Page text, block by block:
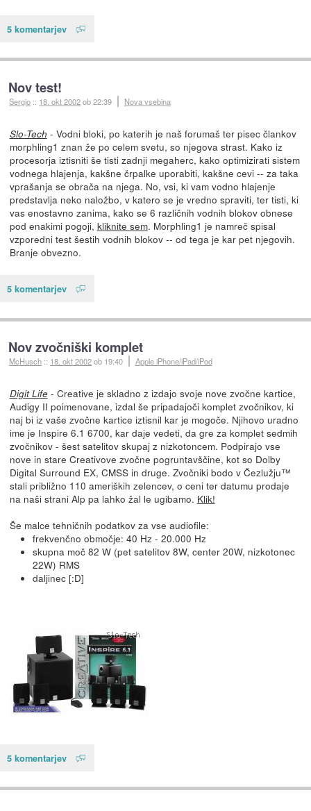
5 komentarjev
Nov test!
Sergio :: 18. okt 2002ob 22:39 Nova vsebina
Slo-Tech - Vodni bloki, po katerih je naš forumaš ter pisec člankov
morphling1 znan že po celem svetu, so njegova strast. Kako iz
procesorja iztisniti še tisti zadnji megaherc, kako optimizirati sistem
vodnega hlajenja, kakšne črpalke uporabiti, kakšne cevi -- za taka
vprašanja se obrača na njega. No, vsi, ki vam vodno hlajenje
predstavlja neko naložbo, v katero se je vredno spraviti, ter tisti, ki
vas enostavno zanima, kako se 6 različnih vodnih blokov obnese
pod enakimi pogoji, kliknite sem. Morphling1 je namreč spisal
vzporedni test šestih vodnih blokov -- od tega je kar pet njegovih.
Branje obvezno.
5 komentarjev
Nov zvočniški komplet
McHusch :: 18. okt 2002ob 19:40 Apple iPhone/iPad/iPod
Digit Life- Creative je skladno z izdajo svoje nove zvočne kartice,
Audigy II poimenovane, izdal še pripadajoči komplet zvočnikov, ki
naj bi iz vaše zvočne kartice iztisnil kar je mogoče. Njihovo uradno
ime je Inspire 6.1 6700, kar daje vedeti, da gre za komplet sedmih
zvočnikov - šest satelitov skupaj z nizkotoncem. Podpirajo vse
nove in stare Creativove zvočne pogruntavščine, kot so Dolby
Digital Surround EX, CMSS in druge. Zvočniki bodo v Čezlužju™
stali približno 110 ameriških zelencev, o ceni ter datumu prodaje
na naši strani Alp pa lahko žal le ugibamo. Klik!
Še malce tehničnih podatkov za vse audiofile:
frekvenčno območje: 40 Hz - 20.000 Hz
skupna moč 82 W (pet satelitov 8W, center 20W, nizkotonec
22W) RMS
daljinec [:D]
5 komentarjev